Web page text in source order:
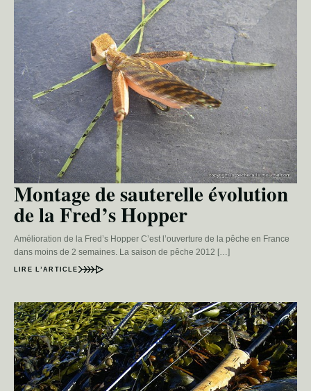
Montage de sauterelle évolution
de la Fred’s Hopper
Amélioration de la Fred’s Hopper C’est l’ouverture de la pêche en France
dans moins de 2 semaines. La saison de pêche 2012 […]
LIRE L’ARTICLE